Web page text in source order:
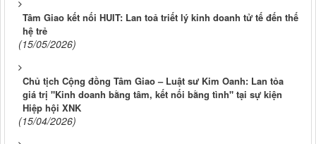
Tâm Giao kết nối HUIT: Lan toả triết lý kinh doanh tử tế đến thế
hệ trẻ
(15/05/2026)
Chủ tịch Cộng đồng Tâm Giao – Luật sư Kim Oanh: Lan tỏa
giá trị "Kinh doanh bằng tâm, kết nối bằng tình" tại sự kiện
Hiệp hội XNK
(15/04/2026)